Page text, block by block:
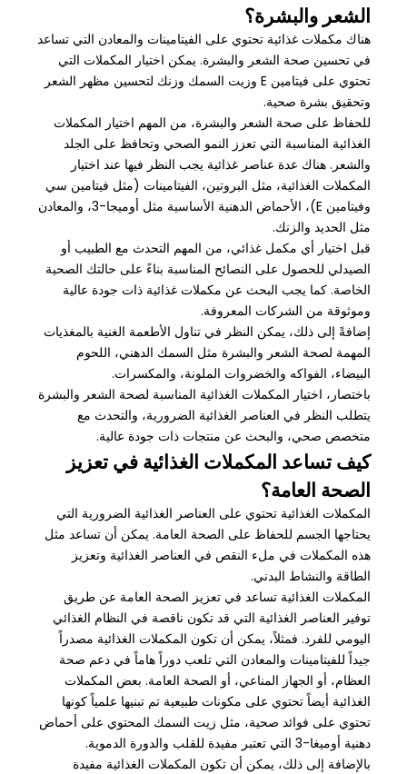
الشعر والبشرة؟
هناك مكملات غذائية تحتوي على الفيتامينات والمعادن التي تساعد
في تحسين صحة الشعر والبشرة. يمكن اختيار المكملات التي
تحتوي على فيتامين E وزيت السمك وزنك لتحسين مظهر الشعر
وتحقيق بشرة صحية.
للحفاظ على صحة الشعر والبشرة، من المهم اختيار المكملات
الغذائية المناسبة التي تعزز النمو الصحي وتحافظ على الجلد
والشعر. هناك عدة عناصر غذائية يجب النظر فيها عند اختيار
المكملات الغذائية، مثل البروتين، الفيتامينات (مثل فيتامين سي
وفيتامين E)، الأحماض الدهنية الأساسية مثل أوميجا-3، والمعادن
مثل الحديد والزنك.
قبل اختيار أي مكمل غذائي، من المهم التحدث مع الطبيب أو
الصيدلي للحصول على النصائح المناسبة بناءً على حالتك الصحية
الخاصة. كما يجب البحث عن مكملات غذائية ذات جودة عالية
وموثوقة من الشركات المعروفة.
إضافةً إلى ذلك، يمكن النظر في تناول الأطعمة الغنية بالمغذيات
المهمة لصحة الشعر والبشرة مثل السمك الدهني، اللحوم
البيضاء، الفواكه والخضروات الملونة، والمكسرات.
باختصار، اختيار المكملات الغذائية المناسبة لصحة الشعر والبشرة
يتطلب النظر في العناصر الغذائية الضرورية، والتحدث مع
متخصص صحي، والبحث عن منتجات ذات جودة عالية.
كيف تساعد المكملات الغذائية في تعزيز
الصحة العامة؟
المكملات الغذائية تحتوي على العناصر الغذائية الضرورية التي
يحتاجها الجسم للحفاظ على الصحة العامة. يمكن أن تساعد مثل
هذه المكملات في ملء النقص في العناصر الغذائية وتعزيز
الطاقة والنشاط البدني.
المكملات الغذائية تساعد في تعزيز الصحة العامة عن طريق
توفير العناصر الغذائية التي قد تكون ناقصة في النظام الغذائي
اليومي للفرد. فمثلاً، يمكن أن تكون المكملات الغذائية مصدراً
جيداً للفيتامينات والمعادن التي تلعب دوراً هاماً في دعم صحة
العظام، أو الجهاز المناعي، أو الصحة العامة. بعض المكملات
الغذائية أيضاً تحتوي على مكونات طبيعية تم تبنيها علمياً كونها
تحتوي على فوائد صحية، مثل زيت السمك المحتوي على أحماض
دهنية أوميغا-3 التي تعتبر مفيدة للقلب والدورة الدموية.
بالإضافة إلى ذلك، يمكن أن تكون المكملات الغذائية مفيدة